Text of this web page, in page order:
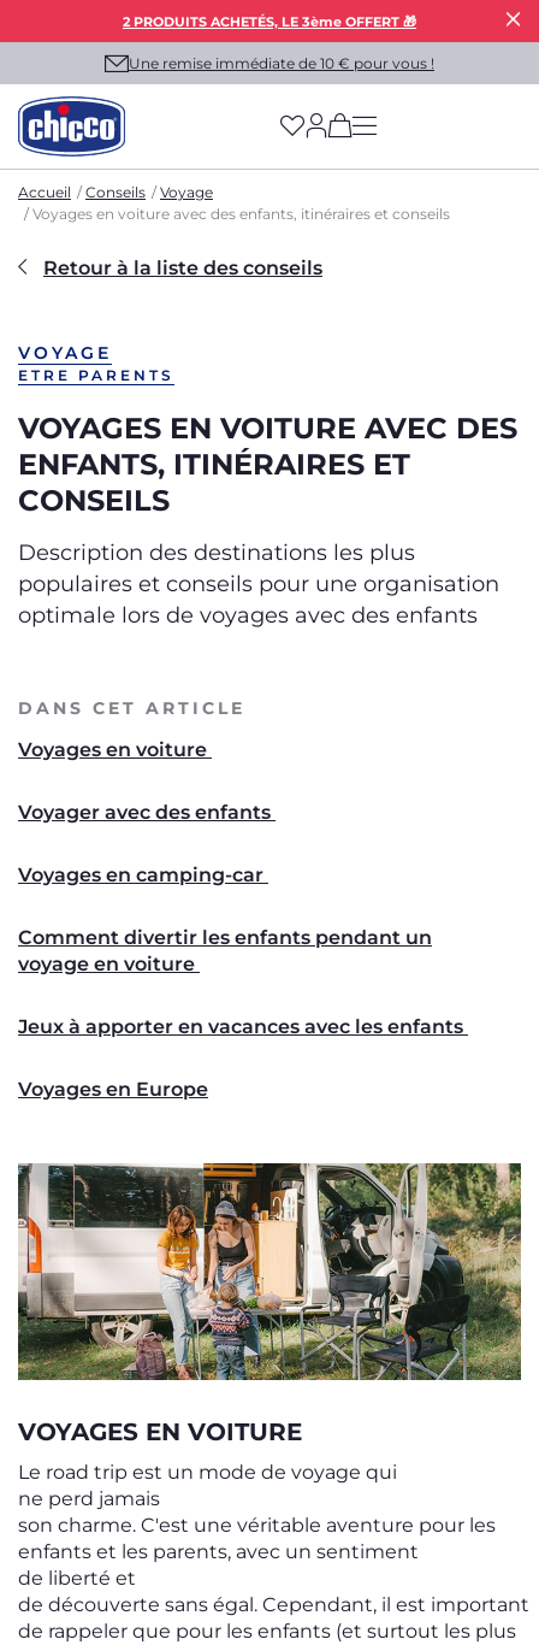
2 PRODUITS ACHETÉS, LE 3ème OFFERT 🎁
Une remise immédiate de 10 € pour vous !
(has more options
Accueil Conseils
Voyage
Voyages en voiture avec des enfants, itinéraires et conseils
Retour à la liste des conseils
VOYAGE
ETRE PARENTS
VOYAGES EN VOITURE AVEC DES
ENFANTS, ITINÉRAIRES ET
CONSEILS
Description des destinations les plus
populaires et conseils pour une organisation
optimale lors de voyages avec des enfants
DANS CET ARTICLE
Voyages en voiture
Voyager avec des enfants
Voyages en camping-car
Comment divertir les enfants pendant un
voyage en voiture
Jeux à apporter en vacances avec les enfants
Voyages en Europe
VOYAGES EN VOITURE
Le road trip est un mode de voyage qui
ne perd jamais
son charme. C'est une véritable aventure pour les
enfants et les parents, avec un sentiment
de liberté et
de découverte sans égal. Cependant, il est important
de rappeler que pour les enfants (et surtout les plus